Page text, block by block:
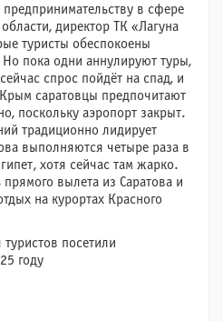
предпринимательству в сфере
директор ТК «Лагуна
туристы обеспокоены
пока одни аннулируют туры,
спрос пойдёт на спад, и
саратовцы предпочитают
поскольку аэропорт закрыт.
традиционно лидирует
выполняются четыре раза в
хотя сейчас там жарко.
вылета из Саратова и
на курортах Красного
посетили
году